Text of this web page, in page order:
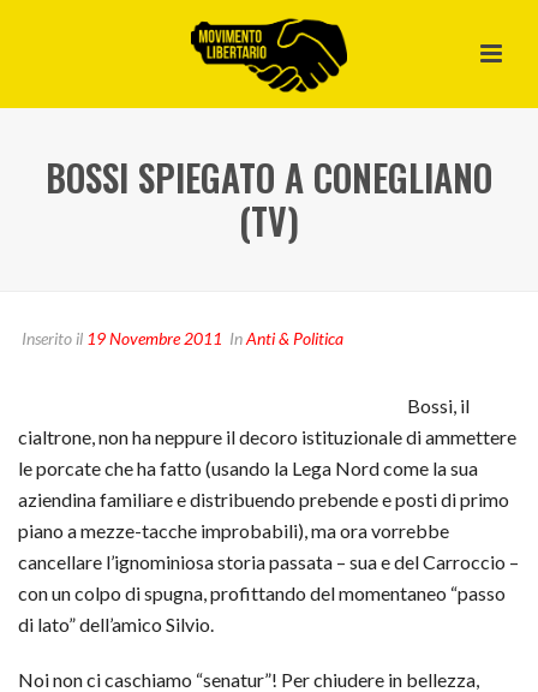
BOSSI SPIEGATO A CONEGLIANO
(TV)
Inserito il 19 Novembre 2011 InAnti & Politica
Bossi, il
cialtrone, non ha neppure il decoro istituzionale di ammettere
le porcate che ha fatto (usando la Lega Nord come la sua
aziendina familiare e distribuendo prebende e posti di primo
piano a mezze-tacche improbabili), ma ora vorrebbe
cancellare l’ignominiosa storia passata – sua e del Carroccio –
con un colpo di spugna, profittando del momentaneo “passo
di lato” dell’amico Silvio.
Noi non ci caschiamo “senatur”! Per chiudere in bellezza,